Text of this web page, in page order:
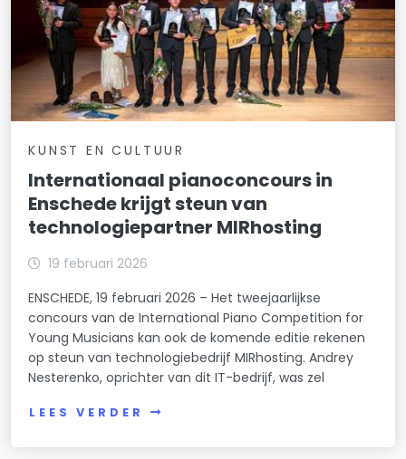
KUNST EN CULTUUR
Internationaal pianoconcours in
Enschede krijgt steun van
technologiepartner MIRhosting
19 februari 2026
ENSCHEDE, 19 februari 2026 – Het tweejaarlijkse
concours van de International Piano Competition for
Young Musicians kan ook de komende editie rekenen
op steun van technologiebedrijf MIRhosting. Andrey
Nesterenko, oprichter van dit IT-bedrijf, was zel
LEES VERDER